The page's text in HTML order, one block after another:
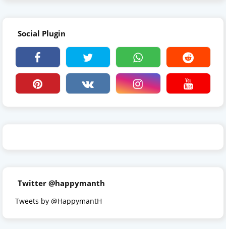
Social Plugin
Twitter @happymanth
Tweets by @HappymantH